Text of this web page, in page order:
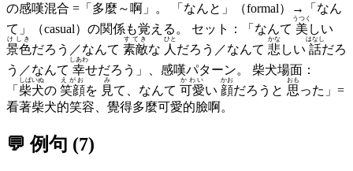
の感嘆混合 =「多麼～啊」。 「なんと」（formal）→「なん
て」（casual）の関係も覚える。 セット：「なんて 美
うつく
しい
景色
けしき
だろう／なんて 素敵
すてき
な 人
ひと
だろう／なんて 悲
かな
しい 話
はなし
だろ
う／なんて 幸
しあわ
せだろう」、感嘆パターン。 柴犬場面：
「 柴犬
しばいぬ
の 笑顔
えがお
を 見
み
て、なんて 可愛
かわい
い 顔
かお
だろうと 思
おも
った」=
看著柴犬的笑容、覺得多麼可愛的臉啊。
💬 例句 (7)